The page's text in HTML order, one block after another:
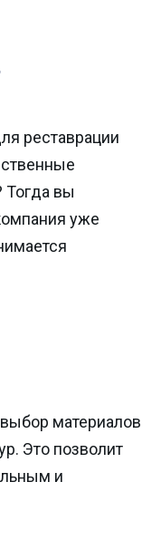
реставрации
вы
уже
материалов
Это позволит
и